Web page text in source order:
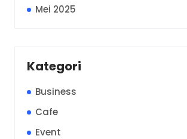
Mei 2025
Kategori
Business
Cafe
Event